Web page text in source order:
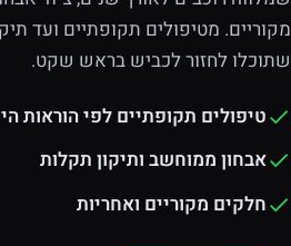
מקוריים. מטיפולים תקופתיים ועד
שתוכלו לחזור לכביש בראש שקט.
טיפולים תקופתיים לפי הוראות
אבחון ממוחשב ותיקון תקלות
חלקים מקוריים ואחריות